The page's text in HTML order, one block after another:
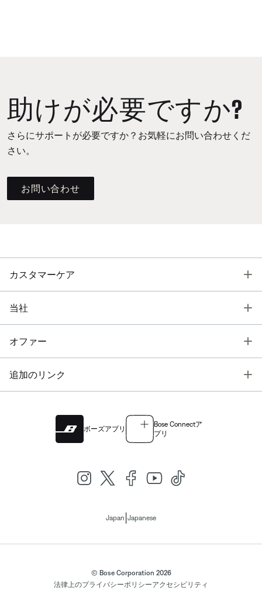
助けが必要ですか?
さらにサポートが必要ですか？お気軽にお問い合わせくだ
さい。
お問い合わせ
カスタマーケア
当社
オファー
追加のリンク
ボーズアプリ
Bose Connectア
プリ
Japan Japanese
© Bose Corporation 2026
法律上のプライバシーポリシーアクセシビリティ